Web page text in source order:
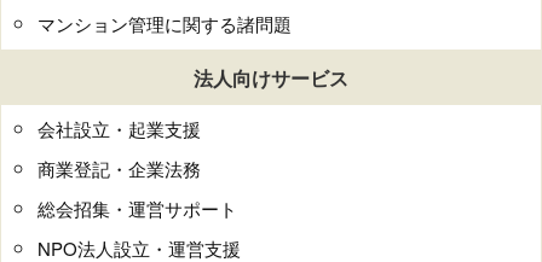
マンション管理に関する諸問題
法人向けサービス
会社設立・起業支援
商業登記・企業法務
総会招集・運営サポート
NPO法人設立・運営支援